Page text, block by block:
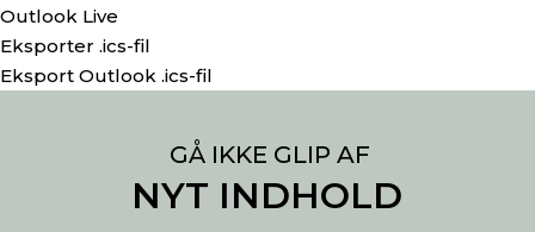
Outlook Live
Eksporter .ics-fil
Eksport Outlook .ics-fil
GÅ IKKE GLIP AF
NYT INDHOLD